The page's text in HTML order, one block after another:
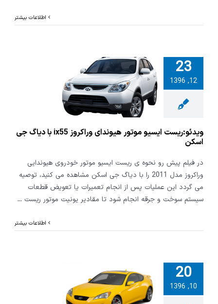
اطلاعات بیشتر
23
12, 1396
ایسیو
هیوندای
وراکروز ix55 با دیاگ
ویدئو:ریست ایسیو موتور هیوندای وراکروز ix55 با دیاگ جی
اسکن
در فیلم پیش رو نحوه ی ریست ایسیو موتور خودروی هیوندایی
وراکروز مدل 2011 را با دیاگ جی اسکن مشاهده می کنید، توصیه
می گردد این عملیات پس از انجام تعمیرات یا تعویض قطعات
سیستم سوخت و جرقه انجام شود تا مقادیر یونیت موتور ریست ...
اطلاعات بیشتر
20
10, 1396 انتخاب مشتری (user